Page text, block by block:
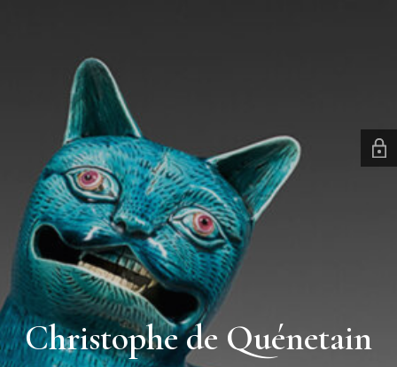
Christophe de Quénetain